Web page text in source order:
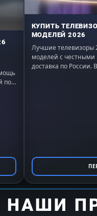
по
КУПИТЬ
МОДЕЛЕЙ 2026
Лучшие телевизоры
моделей с
доставка по России.
НАШИ